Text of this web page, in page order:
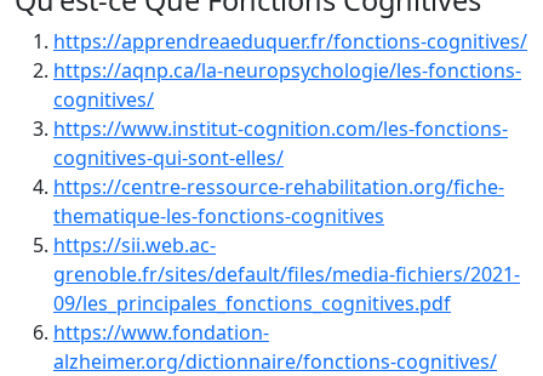
https://apprendreaeduquer.fr/fonctions-cognitives/
https://aqnp.ca/la-neuropsychologie/les-fonctions-
cognitives/
https://www.institut-cognition.com/les-fonctions-
cognitives-qui-sont-elles/
https://centre-ressource-rehabilitation.org/fiche-
thematique-les-fonctions-cognitives
https://sii.web.ac-
grenoble.fr/sites/default/files/media-fichiers/2021-
09/les_principales_fonctions_cognitives.pdf
https://www.fondation-
alzheimer.org/dictionnaire/fonctions-cognitives/